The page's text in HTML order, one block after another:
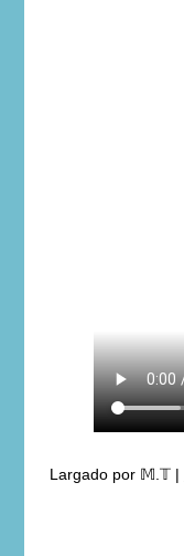
Largado por 𝕄.𝕋 |